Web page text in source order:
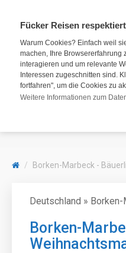
Fücker Reisen
Warum Cookies? Einfach weil
machen, Ihre Browsererfahrung
interagieren und um relevante
Interessen zugeschnitten sind.
fortfahren", um die Cookies zu
Weitere Informationen zum
Borken-Marbeck -
Deutschland »
Borken-